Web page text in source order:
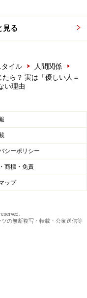
も。それでは損で
教室に通ったりし
す。
も若い相手に対して
けは、対策の打ちよ
ん。そういう相手と
う。
問題がある場合
あれば「人をナメ
た目であれ、職業
、相手を人として尊
のは、やはり本人に
見る
イル > 人間関係
>
ら？ 実は「優しい人＝
い理由
シーポリシー
商標・免責
ップ
の無断複写・転載・公衆送信等